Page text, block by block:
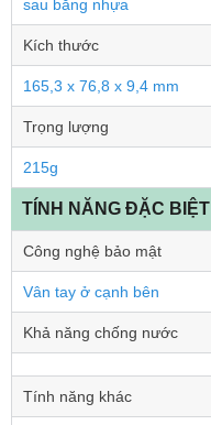
sau bằng nhựa
Kích thước
165,3 x 76,8 x 9,4 mm
Trọng lượng
215g
TÍNH NĂNG ĐẶC BIỆT
Công nghệ bảo mật
Vân tay ở cạnh bên
Khả năng chống nước
Tính năng khác